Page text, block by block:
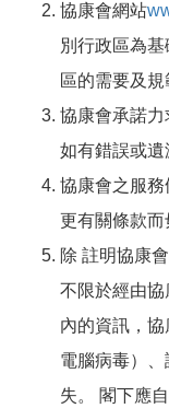
協康會網站
別行政區為
區的需要及規
協康會承諾
如有錯誤或遺
協康會之服
更有關條款而
除 註明協康
不限於經由協
內的資訊，
電腦病毒）
失。 閣下應